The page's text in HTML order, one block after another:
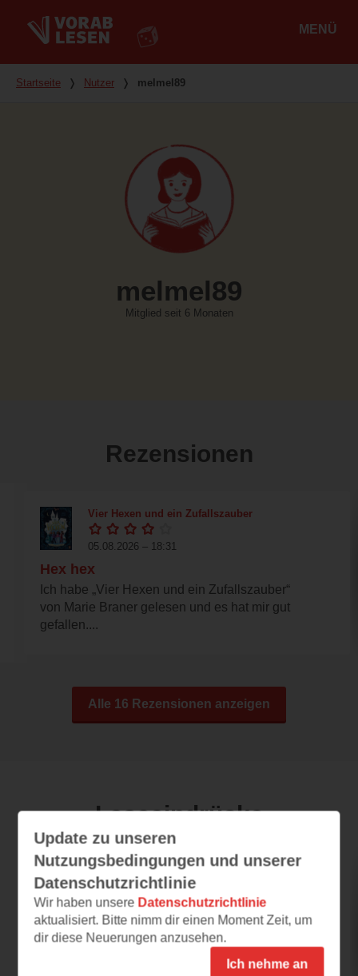
MENÜ
Du bist hier
Startseite ❭ Nutzer ❭ melmel89
melmel89
Mitglied seit 6 Monaten
Rezensionen
Vier Hexen und ein Zufallszauber
05.08.2026 – 18:31
Hex hex
Ich habe „Vier Hexen und ein Zufallszauber“
von Marie Braner gelesen und es hat mir gut
gefallen....
Alle 16 Rezensionen anzeigen
Leseeindrücke
PS: Du bist ein Schatz!
29.07.2026 – 12:59
Süßes Buch
Sehr süßes Buch für Mädchen ab 11 Jahren.
Der Schreibstile im Briefe Design gefällt mir
Update zu unseren
Nutzungsbedingungen und unserer
Datenschutzrichtlinie
Wir haben unsere Datenschutzrichtlinie
aktualisiert. Bitte nimm dir einen Moment Zeit, um
dir diese Neuerungen anzusehen.
Ich nehme an